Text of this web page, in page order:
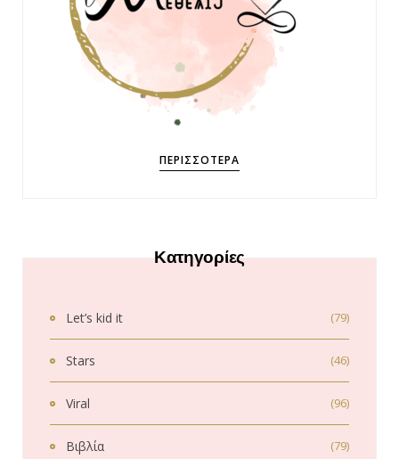
ΠΕΡΙΣΣΌΤΕΡΑ
Κατηγορίες
Let’s kid it (79)
Stars (46)
Viral (96)
Βιβλία (79)